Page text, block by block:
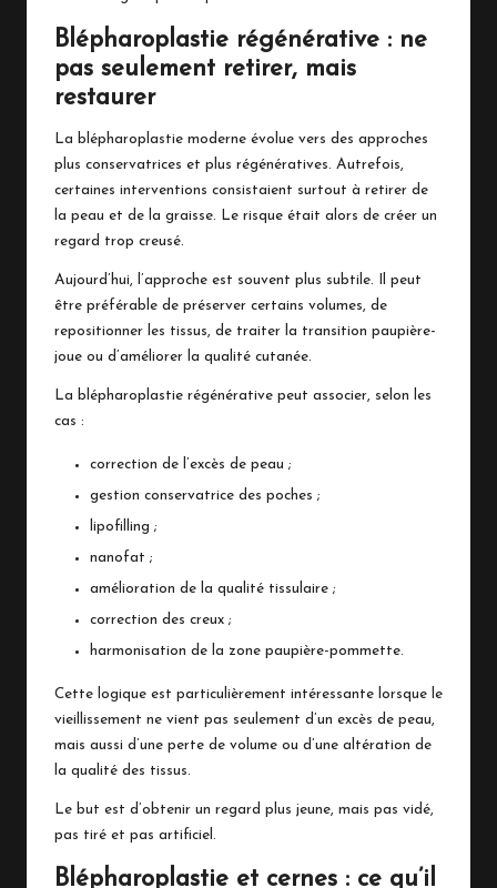
Blépharoplastie régénérative : ne
pas seulement retirer, mais
restaurer
La blépharoplastie moderne évolue vers des approches
plus conservatrices et plus régénératives. Autrefois,
certaines interventions consistaient surtout à retirer de
la peau et de la graisse. Le risque était alors de créer un
regard trop creusé.
Aujourd’hui, l’approche est souvent plus subtile. Il peut
être préférable de préserver certains volumes, de
repositionner les tissus, de traiter la transition paupière-
joue ou d’améliorer la qualité cutanée.
La blépharoplastie régénérative peut associer, selon les
cas :
correction de l’excès de peau ;
gestion conservatrice des poches ;
lipofilling ;
nanofat ;
amélioration de la qualité tissulaire ;
correction des creux ;
harmonisation de la zone paupière-pommette.
Cette logique est particulièrement intéressante lorsque le
vieillissement ne vient pas seulement d’un excès de peau,
mais aussi d’une perte de volume ou d’une altération de
la qualité des tissus.
Le but est d’obtenir un regard plus jeune, mais pas vidé,
pas tiré et pas artificiel.
Blépharoplastie et cernes : ce qu’il